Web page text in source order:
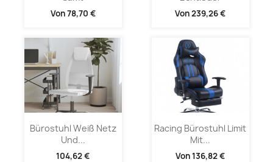
Von78,70 € Von239,26 €
Bürostuhl Weiß Netz
Und...
104,62 €
Racing Bürostuhl Limit
Mit...
Von136,82 €